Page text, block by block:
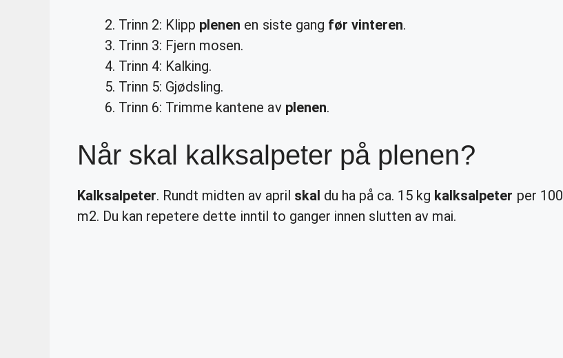
Trinn 2: Klipp plenen en siste gang før vinteren.
Trinn 3: Fjern mosen.
Trinn 4: Kalking.
Trinn 5: Gjødsling.
Trinn 6: Trimme kantene av plenen.
Når skal kalksalpeter på plenen?
Kalksalpeter. Rundt midten av april skal du ha på ca. 15 kg kalksalpeter per 100
m2. Du kan repetere dette inntil to ganger innen slutten av mai.